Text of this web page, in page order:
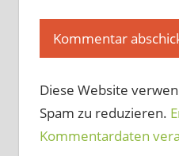
Diese Website
Spam zu reduzieren.
Kommentardaten